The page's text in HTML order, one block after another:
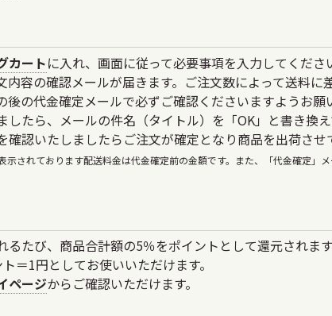
カートに入れ、画面に従って必要事項を入力してくださ
内容の確認メールが届きます。ご注文数によって送料に
の代金確定メールで必ずご確認くださいますようお願
したら、メールの件名（タイトル）を「OK」と書き換
認いたしましたらご注文が確定となり商品を出荷させ
示されております配送料金は代金確定前の金額です。また、「代金確定」
るたび、商品合計額の5％をポイントとして還元されま
＝1円としてお使いいただけます。
ページからご確認いただけます。